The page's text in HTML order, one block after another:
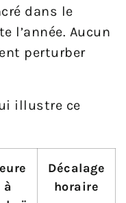
dans le
l’année. Aucun
perturber
illustre ce
à
Décalage
horaire